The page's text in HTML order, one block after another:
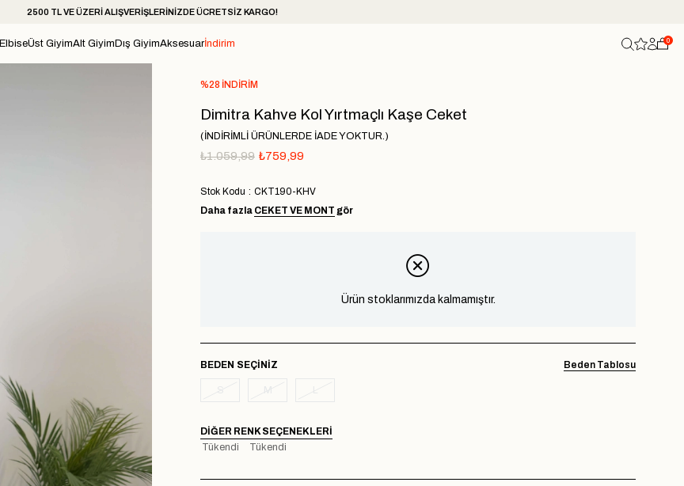
2500 TL VE ÜZERİ ALIŞVERİŞLERİNİZDE ÜCRETSİZ KARGO!
ElbiseÜst GiyimAlt Giyim Dış GiyimAksesuarİndirim 0
%28 İNDIRIM
Dimitra Kahve Kol Yırtmaçlı Kaşe Ceket
(İNDİRİMLİ ÜRÜNLERDE İADE YOKTUR.)
₺1.059,99 ₺759,99
Stok Kodu
CKT190-KHV
Daha fazla CEKET VE MONT gör
Ürün stoklarımızda kalmamıştır.
Beden Tablosu
BEDEN
DIĞER RENK SEÇENEKLERI
Tükendi
Tükendi